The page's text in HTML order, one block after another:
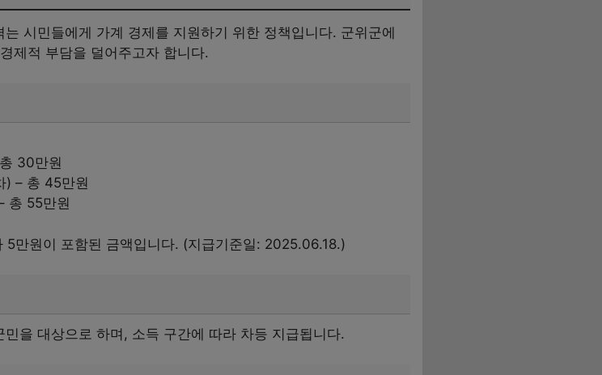
시민들에게 가계 경제를 지원하기 위한 정책입니다. 군위군에
제적 부담을 덜어주고자 합니다.
30만원
) – 총 45만원
총 55만원
5만원이 포함된 금액입니다. (지급기준일: 2025.06.18.)
을 대상으로 하며, 소득 구간에 따라 차등 지급됩니다.